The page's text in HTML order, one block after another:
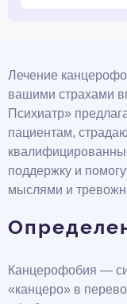
Лечение
вашими страхами
Психиатр»
пациентам,
поддержку и
мыслями и
Канцерофобия —
«канцеро» в